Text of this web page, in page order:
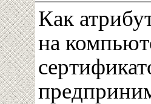
Как
на